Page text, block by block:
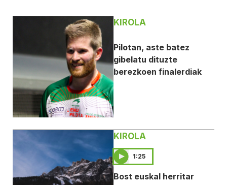
KIROLA
Pilotan, aste batez
gibelatu dituzte
berezkoen finalerdiak
KIROLA
1:25
Bost euskal herritar